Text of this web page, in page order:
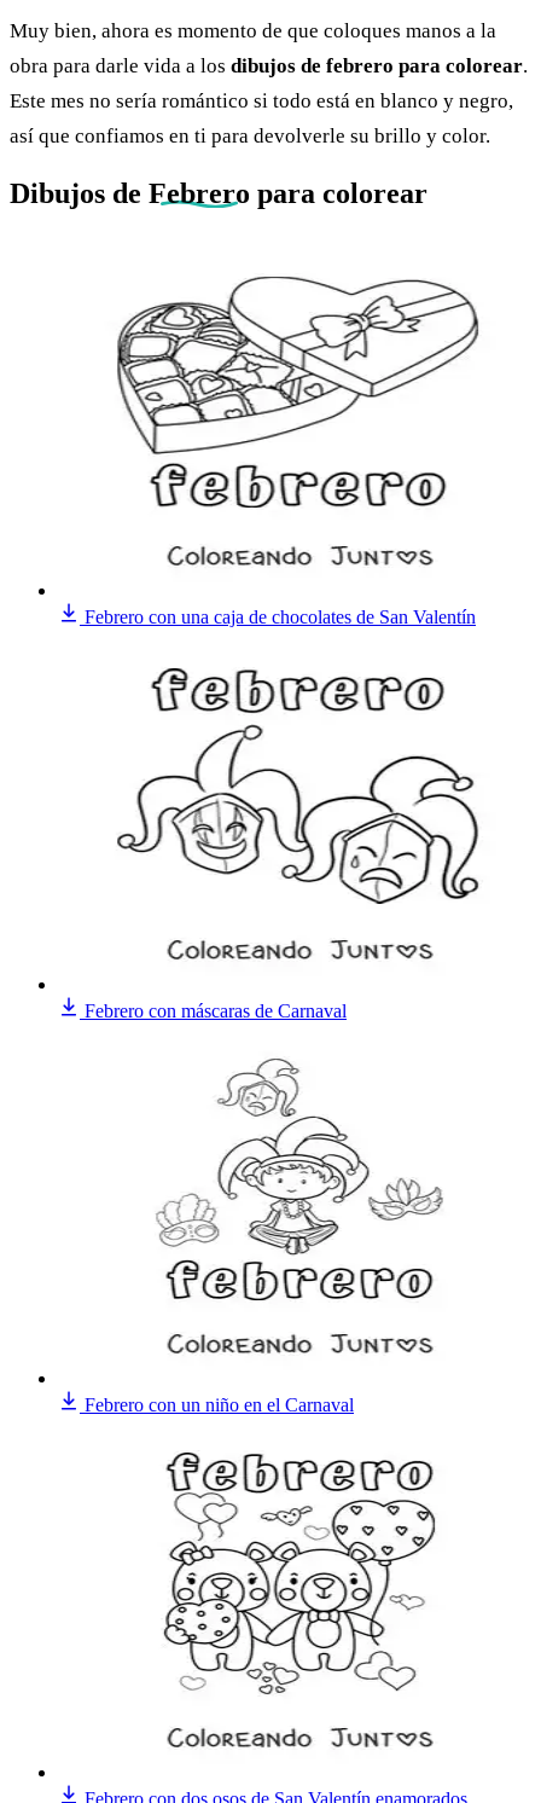
Muy bien, ahora es momento de que coloques manos a la
obra para darle vida a los dibujos de febrero para colorear.
Este mes no sería romántico si todo está en blanco y negro,
así que confiamos en ti para devolverle su brillo y color.
Dibujos de Febrero para colorear
Febrero con una caja de chocolates de San Valentín
Febrero con máscaras de Carnaval
Febrero con un niño en el Carnaval
Febrero con dos osos de San Valentín enamorados